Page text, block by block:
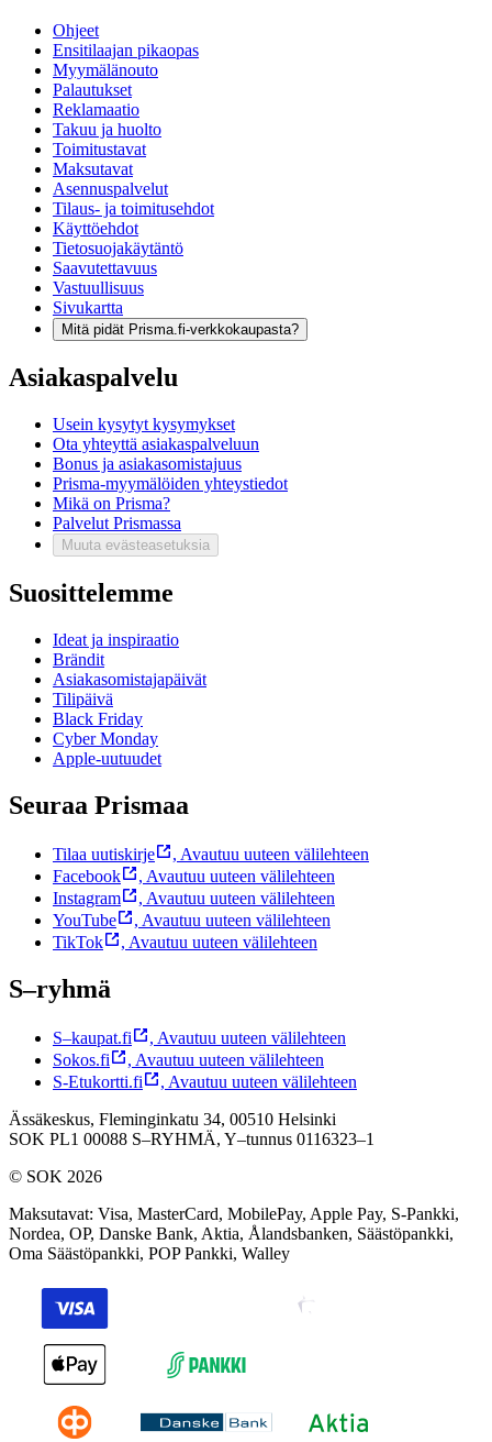
Ohjeet
Ensitilaajan pikaopas
Myymälänouto
Palautukset
Reklamaatio
Takuu ja huolto
Toimitustavat
Maksutavat
Asennuspalvelut
Tilaus- ja toimitusehdot
Käyttöehdot
Tietosuojakäytäntö
Saavutettavuus
Vastuullisuus
Sivukartta
Mitä pidät Prisma.fi-verkkokaupasta?
Asiakaspalvelu
Usein kysytyt kysymykset
Ota yhteyttä asiakaspalveluun
Bonus ja asiakasomistajuus
Prisma-myymälöiden yhteystiedot
Mikä on Prisma?
Palvelut Prismassa
Muuta evästeasetuksia
Suosittelemme
Ideat ja inspiraatio
Brändit
Asiakasomistajapäivät
Tilipäivä
Black Friday
Cyber Monday
Apple-uutuudet
Seuraa Prismaa
Tilaa uutiskirje , Avautuu uuteen välilehteen
Facebook
, Avautuu uuteen välilehteen
Instagram
, Avautuu uuteen välilehteen
YouTube
, Avautuu uuteen välilehteen
TikTok
, Avautuu uuteen välilehteen
S–ryhmä
S–kaupat.fi , Avautuu uuteen välilehteen
Sokos.fi
, Avautuu uuteen välilehteen
S-Etukortti.fi
, Avautuu uuteen välilehteen
Ässäkeskus, Fleminginkatu 34, 00510 Helsinki
SOK PL1 00088 S–RYHMÄ, Y–tunnus 0116323–1
© SOK 2026
Maksutavat: Visa, MasterCard, MobilePay, Apple Pay, S-Pankki,
Nordea, OP, Danske Bank, Aktia, Ålandsbanken, Säästöpankki,
Oma Säästöpankki, POP Pankki, Walley